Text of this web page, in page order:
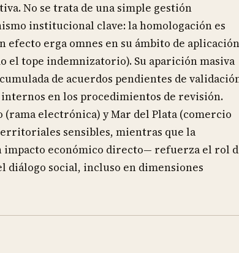
No se trata de una simple gestión
institucional clave: la homologación es
efecto erga omnes en su ámbito de
el tope indemnizatorio). Su aparición masiva
de acuerdos pendientes de
en los procedimientos de revisión.
(rama electrónica) y Mar del Plata (comercio
sensibles, mientras que la
económico directo— refuerza el rol
diálogo social, incluso en dimensiones